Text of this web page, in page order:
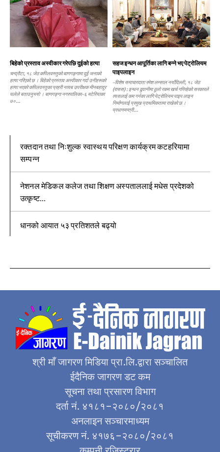
बिहेको प्रस्ताव अस्वीकार गरेपछि दुईको हत्या
चन्द्रौटा, १८ जेठ कपिलवस्तुको बाणगङ्गामा दुई जनाको
हत्या गरिएको छ । बिहेको प्रस्ताव अस्वीकार गर्दा उनीहरूको
हत्या भएको कपिलवस्तुका प्रहरी नायब उपरीक्षक मीनबहादुर
घलेले बताउनुभयो । बाणगङ्गा नगरपालिका–६ मटेरियाका
७०...
सहज इन्धन आपूर्तिका लागि बन्ने भए पेट्रोलियम
पाइपलाइन
–विशेष समाचारदाता रमेश लम्साल नयाँदिल्ली, १८ जेठ
(रासस) : इन्धन ढुवानीमा ठूलो रकम खर्च गरिरहेको सरकारले
त्यसलाई कम गर्नका लागि पेट्रोलियम पाइप लाइन
निर्माणलाई प्रमुख प्राथमिकतामा राखेको छ ।
प्रधानमन्त्री...
रक्तदान तथा निःशुल्क स्वास्थय परिक्षण कार्यक्रम कटहरियामा
सम्पन्न
नेशनल मेडिकल कलेज तथा शिक्षण अस्पताललाई मधेस प्रदेशको
उत्कृष्ट...
धानको आयात ५३ प्रतिशतले बढ्यो
श्री माँ जागरण मिडिया प्रा.लि.द्वारा सञ्चालित
ईदैनिक जागरण डट कम
सूचना तथा प्रसारण विभाग
दर्ता नं. ४१८१–२०८०/२०८१
अनलाइन सञ्चारमाध्यम
सूचीकरण नं. ४१७६–२०८०/२०८१